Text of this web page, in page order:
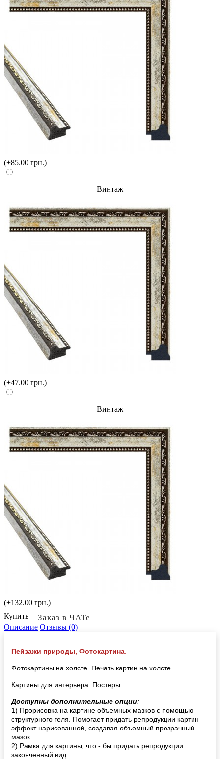
(+85.00 грн.)
Винтаж
(+47.00 грн.)
Винтаж
(+132.00 грн.)
Купить
Заказ в ЧАТе
Описание Отзывы (0)
Пейзажи природы, Фотокартина
Фотокартины на холсте. Печать картин на холсте.
Картины для интерьера. Постеры.
Доступны дополнительные опции:
1) Прорисовка на картине объемных мазков с помощью
структурного геля. Помогает придать репродукции картин
эффект нарисованной, создавая объемный прозрачный
мазок.
2) Рамка для картины, что - бы придать репродукции
законченный вид.